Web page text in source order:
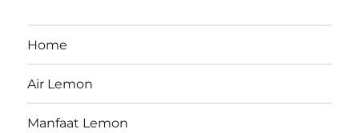
Home
Air Lemon
Manfaat Lemon